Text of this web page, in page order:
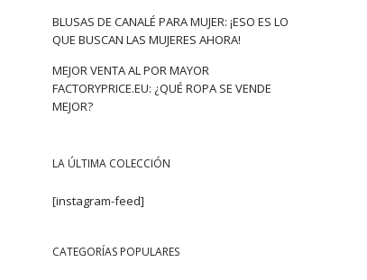
BLUSAS DE CANALÉ PARA MUJER: ¡ESO ES LO
QUE BUSCAN LAS MUJERES AHORA!
MEJOR VENTA AL POR MAYOR
FACTORYPRICE.EU: ¿QUÉ ROPA SE VENDE
MEJOR?
LA ÚLTIMA COLECCIÓN
[instagram-feed]
CATEGORÍAS POPULARES